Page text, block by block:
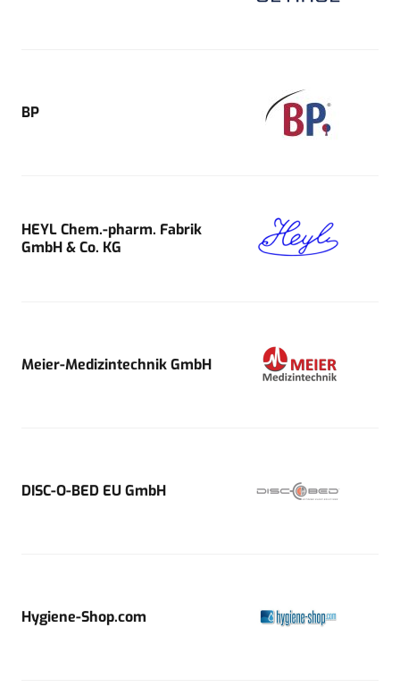
BP
HEYL Chem.-pharm. Fabrik
GmbH & Co. KG
Meier-Medizintechnik GmbH
DISC-O-BED EU GmbH
Hygiene-Shop.com